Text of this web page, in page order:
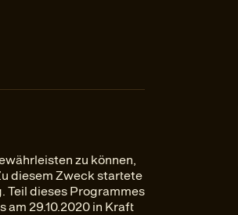
zu können,
diesem Zweck startete
Teil dieses Programmes
am 29.10.2020 in Kraft